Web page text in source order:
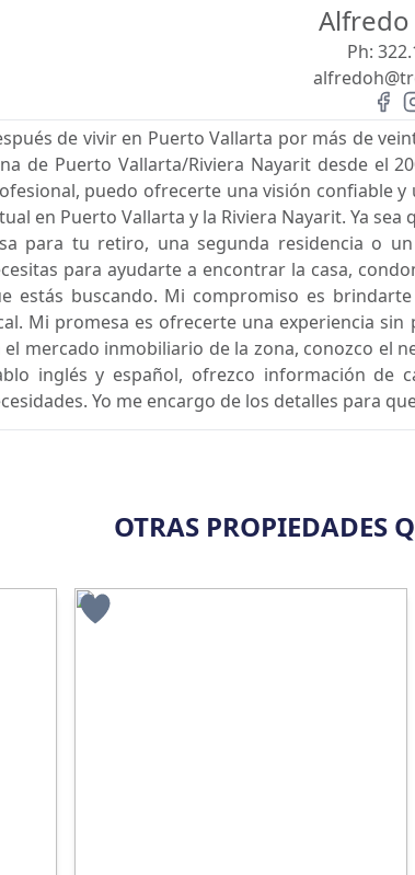
Ph:
de vivir en Puerto Vallarta por más de
de Puerto Vallarta/Riviera Nayarit desde el
puedo ofrecerte una visión confiable
en Puerto Vallarta y la Riviera Nayarit. Ya
para tu retiro, una segunda residencia o
para ayudarte a encontrar la casa,
estás buscando. Mi compromiso es
Mi promesa es ofrecerte una experiencia
el mercado inmobiliario de la zona, conozco el
inglés y español, ofrezco información de
Yo me encargo de los detalles para
OTRAS PROPIEDADES